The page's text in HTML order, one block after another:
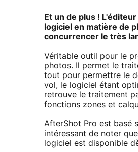
Et un de plus !
logiciel en matière de
concurrencer le très
Véritable outil pour le
photos. Il permet le
tout pour permettre le
vol, le logiciel étant
retrouve le traitement
fonctions zones et
AfterShot Pro est basé
intéressant de noter
logiciel est disponible